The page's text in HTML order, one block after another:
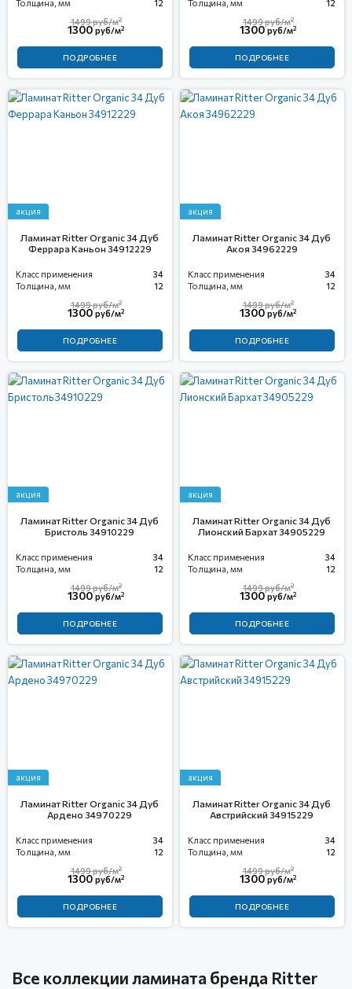
Толщина, мм
12
1300руб/м2
1499руб/м2
ПОДРОБНЕЕ
Толщина, мм
12
1300руб/м2
1499руб/м2
ПОДРОБНЕЕ
акция
Ламинат Ritter Organic 34 Дуб
Феррара Каньон 34912229
Класс применения
34
Толщина, мм
12
1300руб/м2
1499руб/м2
ПОДРОБНЕЕ
акция
Ламинат Ritter Organic 34 Дуб
Акоя 34962229
Класс применения
34
Толщина, мм
12
1300руб/м2
1499руб/м2
ПОДРОБНЕЕ
акция
Ламинат Ritter Organic 34 Дуб
Бристоль 34910229
Класс применения
34
Толщина, мм
12
1300руб/м2
1499руб/м2
ПОДРОБНЕЕ
акция
Ламинат Ritter Organic 34 Дуб
Лионский Бархат 34905229
Класс применения
34
Толщина, мм
12
1300руб/м2
1499руб/м2
ПОДРОБНЕЕ
акция
Ламинат Ritter Organic 34 Дуб
Ардено 34970229
Класс применения
34
Толщина, мм
12
1300руб/м2
1499руб/м2
ПОДРОБНЕЕ
акция
Ламинат Ritter Organic 34 Дуб
Австрийский 34915229
Класс применения
34
Толщина, мм
12
1300руб/м2
1499руб/м2
ПОДРОБНЕЕ
Все коллекции ламината бренда Ritter